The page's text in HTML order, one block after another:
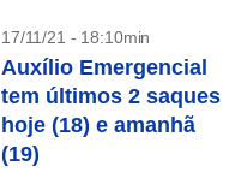
17/11/21 - 18:10min
Auxílio Emergencial
tem últimos 2 saques
hoje (18) e amanhã
(19)